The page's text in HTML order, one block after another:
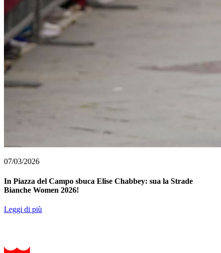
07/03/2026
In Piazza del Campo sbuca Elise Chabbey: sua la Strade
Bianche Women 2026!
Leggi di più